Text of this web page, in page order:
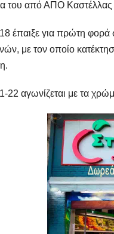
του από ΑΠΟ
έπαιξε για πρώτη φορά
με τον οποίο
22 αγωνίζεται με τα